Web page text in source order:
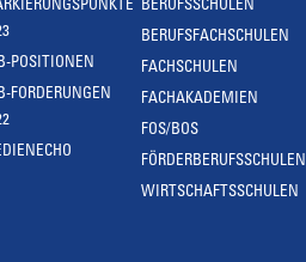
POSITIONEN
FORDERUNGEN
BERUFSSCHULEN
BERUFSFACHSCHULEN
FACHSCHULEN
FACHAKADEMIEN
FOS/BOS
FÖRDERBERUFSSCHULEN
WIRTSCHAFTSSCHULEN